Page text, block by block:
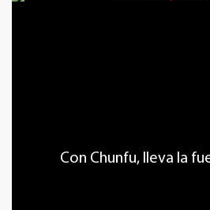
Con Chunfu, lleva la